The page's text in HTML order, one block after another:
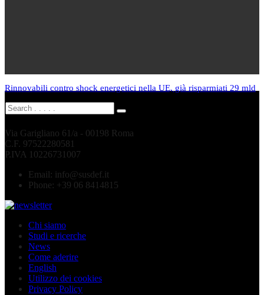
Rinnovabili contro shock energetici nella UE, già risparmiati 29 mld
Via Garigliano 61/a - 00198 Roma
C.F. 97522280581
P.IVA 10226731007
Email: info@susdef.it
Phone: +39 06 8414815
Chi siamo
Studi e ricerche
News
Come aderire
English
Utilizzo dei cookies
Privacy Policy